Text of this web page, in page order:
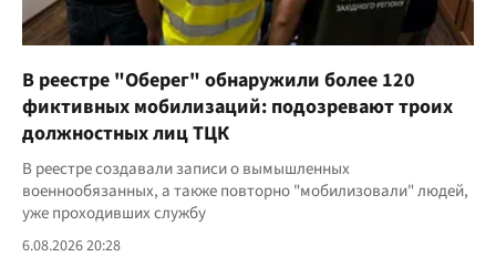
В реестре "Оберег" обнаружили более 120
фиктивных мобилизаций: подозревают троих
должностных лиц ТЦК
В реестре создавали записи о вымышленных
военнообязанных, а также повторно "мобилизовали" людей,
уже проходивших службу
6.08.2026 20:28